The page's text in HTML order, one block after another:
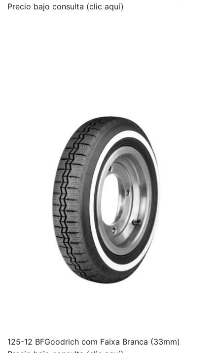
Precio bajo consulta (clic aquí)
125-12 BFGoodrich com Faixa Branca (33mm)